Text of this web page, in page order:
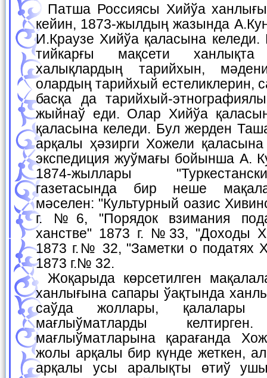
Патша Россиясы Хийўа ханлығын жаўлап алғаннан
кейин, 1873-жылдың жазында
И.Краузе Хийўа қаласына келеди.
тийкарғы мақсети
халықлардың тарийхын,
олардың тарийхый естеликлерин,
басқа да тарийхый-
жыйнаў еди. Олар Хийўа
қаласына келеди. Бул жерден
арқалы ҳәзирги Хожели
экспедиция жуўмағы бойынша А.
1874-жыллары
газетасында бир неше
мәселен: "Культурный оазис
г. №6, "Порядок взимания
ханстве" 1873 г. №33, "Доходы
1873 г.№ 32, "Заметки о податях
1873 г.№ 32.
Жоқарыда көрсетилген мақалаларда А. Кун Хийўа
ханлығына сапары ўақтында
саўда жоллары,
мағлыўматларды
мағлыўматларына қарағанда
жолы арқалы бир күнде жеткен,
арқалы усы аралықты өтиў